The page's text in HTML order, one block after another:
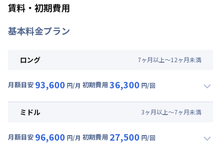
賃料・初期費用
基本料金プラン
ロング 7ヶ月以上～12ヶ月未満
月額目安 93,600 円/月 初期費用 36,300 円/回
月額賃料目安(30日利用)
光熱費他 : 21,000円/月 (700円/日) (税抜)
ミドル 3ヶ月以上～7ヶ月未満
月額目安 96,600 円/月 初期費用 27,500 円/回